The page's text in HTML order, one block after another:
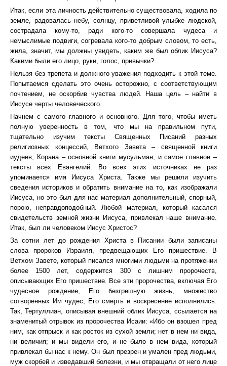
Итак, если эта личность действительно существовала, ходила по
земле, радовалась небу, солнцу, приветливой улыбке людской,
сострадала кому-то, ради кого-то совершала чудеса и
немыслимые подвиги, согревала кого-то добрым словом, то есть,
жила, значит, мы должны увидеть, каким же был облик Иисуса?
Какими были его лицо, руки, голос, привычки?
Нельзя без трепета и должного уважения подходить к этой теме.
Попытаемся сделать это очень осторожно, с соответствующим
почтением, не оскорбив чувства людей. Наша цель – найти в
Иисусе черты человеческого.
Начнем с самого главного и основного. Для того, чтобы иметь
полную уверенность в том, что мы на правильном пути,
тщательно изучим тексты Священных Писаний разных
религиозных концессий, Ветхого Завета – священной книги
иудеев, Корана – основной книги мусульман, и самое главное –
тексты всех Евангелий. Во всех этих источниках не раз
упоминается имя Иисуса Христа. Также мы решили изучить
сведения историков и обратить внимание на то, как изображали
Иисуса, но это был для нас материал дополнительный, спорный,
порою, неправдоподобный. Любой материал, который касался
свидетельств земной жизни Иисуса, привлекал наше внимание.
Итак, был ли человеком Иисус Христос?
За сотни лет до рождения Христа в Писании были записаны
слова пророков Израиля, предвещающих Его пришествие. В
Ветхом Завете, который писался многими людьми на протяжении
более 1500 лет, содержится 300 с лишним пророчеств,
описывающих Его пришествие. Все эти пророчества, включая Его
чудесное рождение, Его безгрешную жизнь, множество
сотворенных Им чудес, Его смерть и воскресение исполнились.
Так, Тертуллиан, описывая внешний облик Иисуса, ссылается на
знаменитый отрывок из пророчества Исаии: «Ибо он взошел пред
ним, как отпрыск и как росток из сухой земли; нет в нем ни вида,
ни величия; и мы видели его, и не было в нем вида, который
привлекал бы нас к нему. Он был презрен и умален пред людьми,
муж скорбей и изведавший болезни, и мы отвращали от него лице